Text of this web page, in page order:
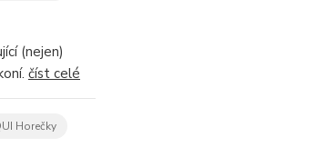
(nejen)
číst celé
Horečky